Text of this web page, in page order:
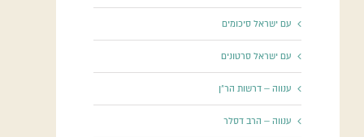
עם ישראל סיכומים
עם ישראל סרטונים
ענווה – דרשות הר"ן
ענווה – הרב דסלר